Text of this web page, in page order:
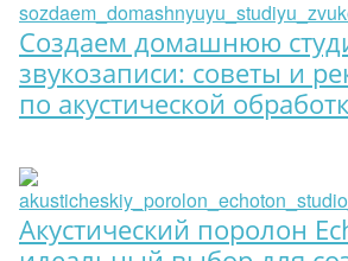
Создаем домашнюю
звукозаписи: советы и
по акустической
Акустический поролон